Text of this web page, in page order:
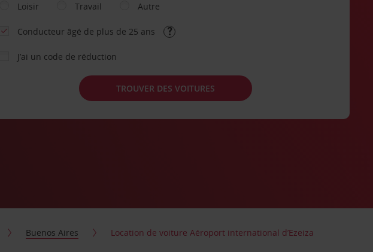
Loisir
Travail Autre
Conducteur âgé de plus de 25 ans
J’ai un code de réduction
TROUVER DES VOITURES
Buenos Aires Location de voiture Aéroport international d’Ezeiza